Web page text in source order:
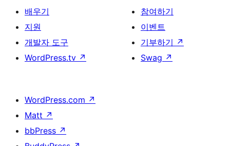
배우기
지원
개발자 도구
WordPress.tv ↗
참여하기
이벤트
기부하기 ↗
Swag ↗
WordPress.com ↗
Matt ↗
bbPress ↗